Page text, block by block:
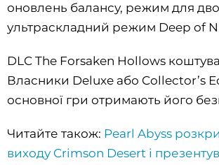
оновлень балансу, режим для
ультраскладний режим Deep of
DLC The Forsaken Hollows
Власники Deluxe або Collector’s
основної гри отримають його
Читайте також: Pearl Abyss
виходу Crimson Desert і